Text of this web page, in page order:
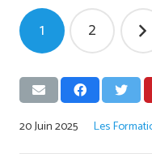
Pagination
des
publications
1 2
20 Juin 2025 Les